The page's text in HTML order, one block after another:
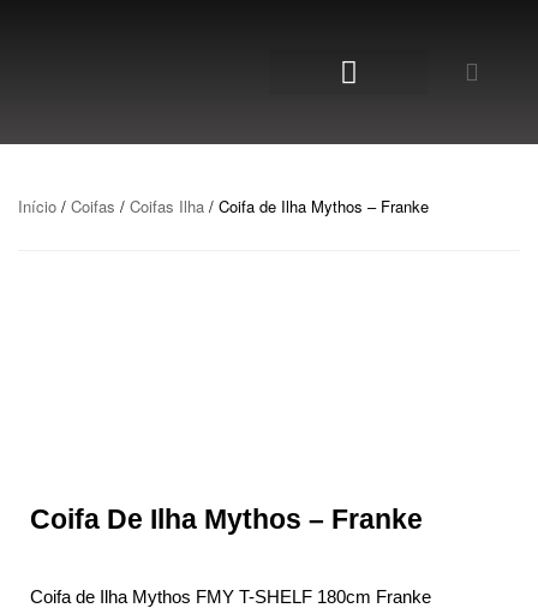
Início / Coifas / Coifas Ilha / Coifa de Ilha Mythos – Franke
Coifa De Ilha Mythos – Franke
Coifa de Ilha Mythos FMY T-SHELF 180cm Franke